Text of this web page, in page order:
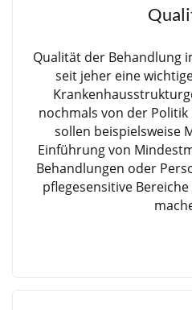
Qualität der Behandlung
seit jeher eine
nochmals von der
sollen beispielsweise
Einführung von
Behandlungen oder
pflegesensitive